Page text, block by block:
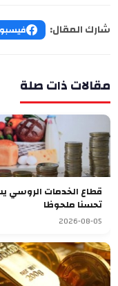
شارك المقال:
مقالات ذات صلة
تحسنا ملحوظا
2026-08-05